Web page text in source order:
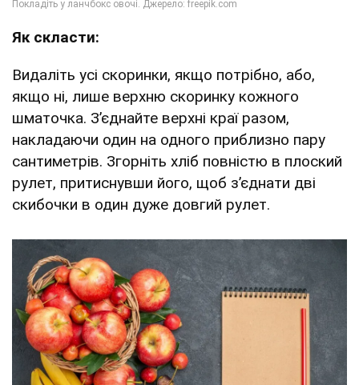
Як скласти:
Видаліть усі скоринки, якщо потрібно, або,
якщо ні, лише верхню скоринку кожного
шматочка. З’єднайте верхні краї разом,
накладаючи один на одного приблизно пару
сантиметрів. Згорніть хліб повністю в плоский
рулет, притиснувши його, щоб з’єднати дві
скибочки в один дуже довгий рулет.